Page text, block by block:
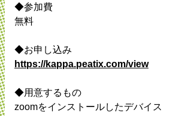
◆参加費
無料
◆お申し込み
https://kappa.peatix.com/view
◆用意するもの
zoomをインストールしたデバイス